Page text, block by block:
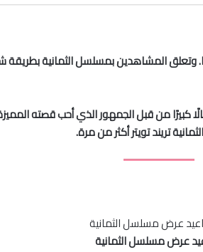
المشاهدين بمسلسل الثمانية بطريقة
كبيرًا من قبل الجمهور الذي أحب قصته
تريند تويتر أكثر من مرة.
عرض مسلسل الثمانية